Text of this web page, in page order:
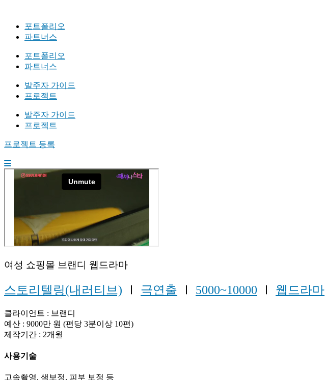
포트폴리오
파트너스
포트폴리오
파트너스
발주자 가이드
프로젝트
발주자 가이드
프로젝트
프로젝트 등록
여성 쇼핑몰 브랜디 웹드라마
스토리텔링(내러티브) Ⅰ 극연출 Ⅰ 5000~10000 Ⅰ 웹드라마
클라이언트 : 브랜디
예산 : 9000만 원 (편당 3분이상 10편)
제작기간 : 2개월
사용기술
고속촬영, 색보정, 피부 보정 등